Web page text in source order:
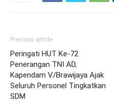
Previous article
Peringati HUT Ke-72
Penerangan TNI AD,
Kapendam V/Brawijaya Ajak
Seluruh Personel Tingkatkan
SDM